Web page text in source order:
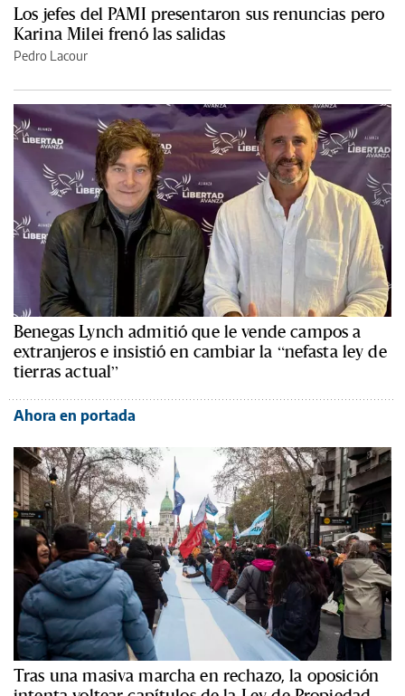
Los jefes del PAMI presentaron sus renuncias pero
Karina Milei frenó las salidas
Pedro Lacour
Benegas Lynch admitió que le vende campos a
extranjeros e insistió en cambiar la “nefasta ley de
tierras actual”
Ahora en portada
Tras una masiva marcha en rechazo, la oposición